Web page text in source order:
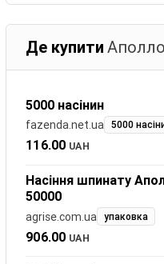
Де купити Аполло
5000 насінин
fazenda.net.ua 5000
116.00 UAH
Насіння шпинату
50000
agrise.com.ua упаковка
906.00 UAH